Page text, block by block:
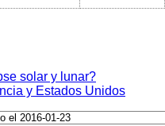
solar y lunar?
y Estados Unidos
el 2016-01-23